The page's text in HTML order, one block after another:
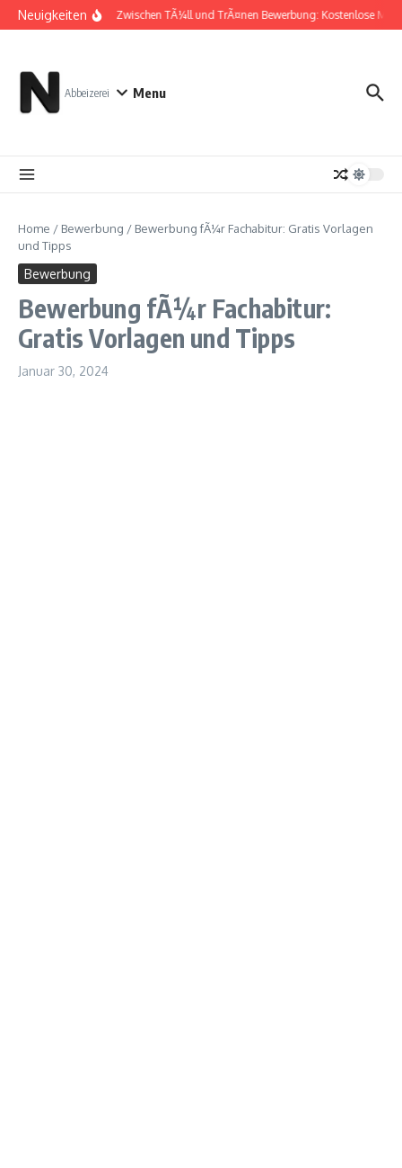
Zum Inhalt springen
Neuigkeiten Zwischen TÃ¼ll und TrÃ¤nen Bewerbung: Kostenlose
Abbeizerei Menu
Home / Bewerbung / Bewerbung fÃ¼r Fachabitur: Gratis Vorlagen
und Tipps
Bewerbung
Bewerbung fÃ¼r Fachabitur:
Gratis Vorlagen und Tipps
Januar 30, 2024